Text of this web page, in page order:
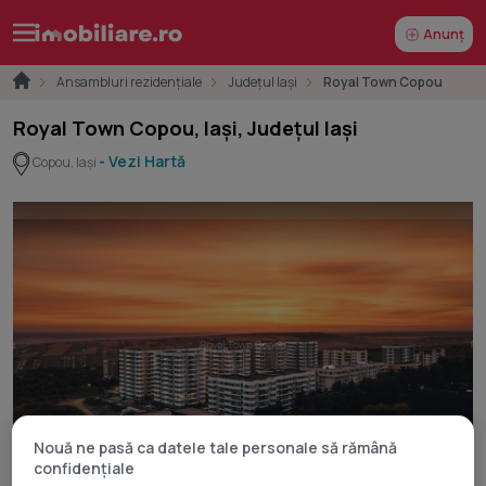
Anunț
Ansambluri rezidențiale Județul Iași Royal Town Copou
Royal Town Copou, Iași, Județul Iași
Copou, Iași - Vezi Hartă
Schițe
Nouă ne pasă ca datele tale personale să rămână
confidențiale